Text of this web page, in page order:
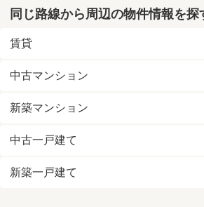
同じ路線から周辺の物件情報を探
賃貸
中古マンション
新築マンション
中古一戸建て
新築一戸建て